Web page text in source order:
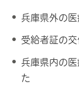
兵庫県外の
受給者証の
兵庫県内の
た